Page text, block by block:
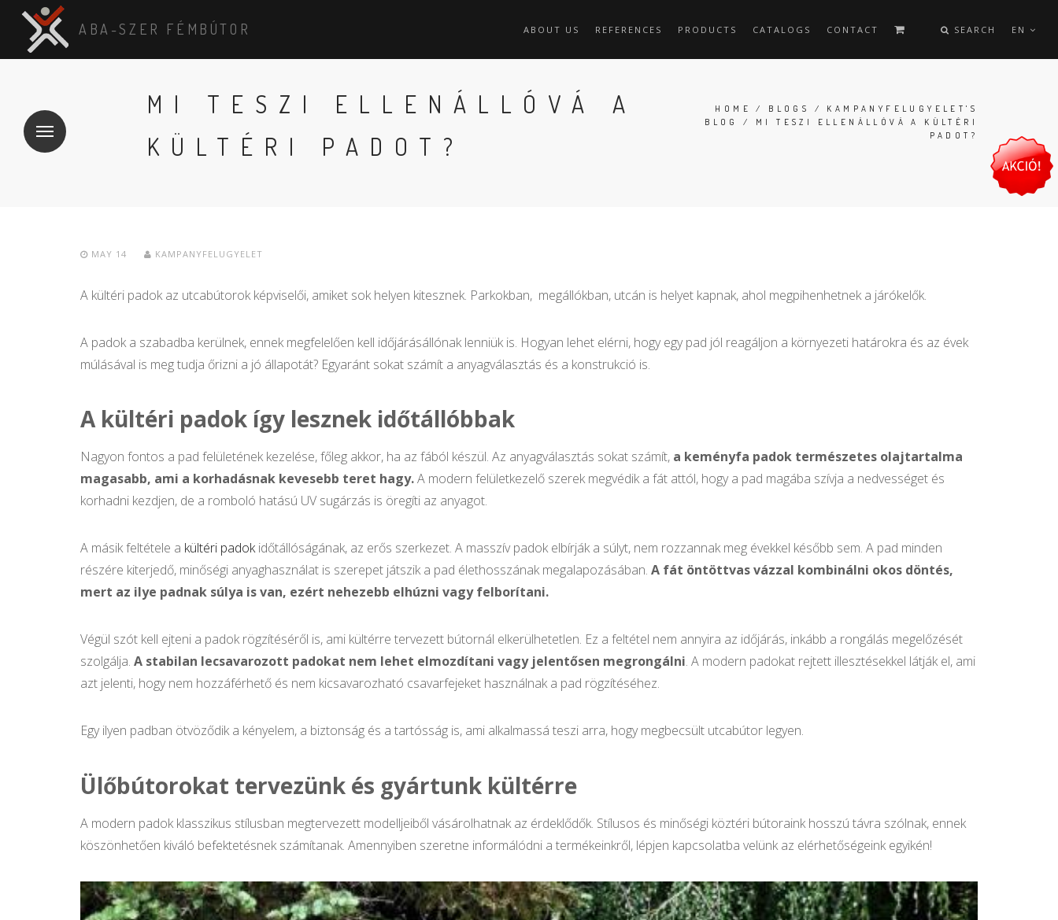
ABOUT US REFERENCES PRODUCTS CATALOGS CONTACT SEARCH EN
ABA-SZER FÉMBÚTOR
MI TESZI ELLENÁLLÓVÁ A
KÜLTÉRI PADOT?
HOME / BLOGS / KAMPANYFELUGYELET'S
BLOG
/ MI TESZI ELLENÁLLÓVÁ A KÜLTÉRI
PADOT?
MAY 14 KAMPANYFELUGYELET
A kültéri padok az utcabútorok képviselői, amiket sok helyen kitesznek. Parkokban, megállókban, utcán is helyet kapnak, ahol megpihenhetnek a járókelők.
A padok a szabadba kerülnek, ennek megfelelően kell időjárásállónak lenniük is. Hogyan lehet elérni, hogy egy pad jól reagáljon a környezeti határokra és az évek
múlásával is meg tudja őrizni a jó állapotát? Egyaránt sokat számít a anyagválasztás és a konstrukció is.
A kültéri padok így lesznek időtállóbbak
Nagyon fontos a pad felületének kezelése, főleg akkor, ha az fából készül. Az anyagválasztás sokat számít, a keményfa padok természetes olajtartalma
magasabb, ami a korhadásnak kevesebb teret hagy.A modern felületkezelő szerek megvédik a fát attól, hogy a pad magába szívja a nedvességet és
korhadni kezdjen, de a romboló hatású UV sugárzás is öregíti az anyagot.
A másik feltétele a kültéri padokidőtállóságának, az erős szerkezet. A masszív padok elbírják a súlyt, nem rozzannak meg évekkel később sem. A pad minden
részére kiterjedő, minőségi anyaghasználat is szerepet játszik a pad élethosszának megalapozásában. A fát öntöttvas vázzal kombinálni okos döntés,
mert az ilye padnak súlya is van, ezért nehezebb elhúzni vagy felborítani.
Végül szót kell ejteni a padok rögzítéséről is, ami kültérre tervezett bútornál elkerülhetetlen. Ez a feltétel nem annyira az időjárás, inkább a rongálás megelőzését
szolgálja. A stabilan lecsavarozott padokat nem lehet elmozdítani vagy jelentősen megrongálni. A modern padokat rejtett illesztésekkel látják el, ami
azt jelenti, hogy nem hozzáférhető és nem kicsavarozható csavarfejeket használnak a pad rögzítéséhez.
Egy ilyen padban ötvöződik a kényelem, a biztonság és a tartósság is, ami alkalmassá teszi arra, hogy megbecsült utcabútor legyen.
Ülőbútorokat tervezünk és gyártunk kültérre
A modern padok klasszikus stílusban megtervezett modelljeiből vásárolhatnak az érdeklődők. Stílusos és minőségi köztéri bútoraink hosszú távra szólnak, ennek
köszönhetően kiváló befektetésnek számítanak. Amennyiben szeretne informálódni a termékeinkről, lépjen kapcsolatba velünk az elérhetőségeink egyikén!